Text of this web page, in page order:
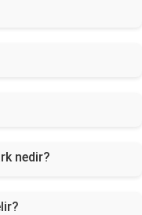
nedir?